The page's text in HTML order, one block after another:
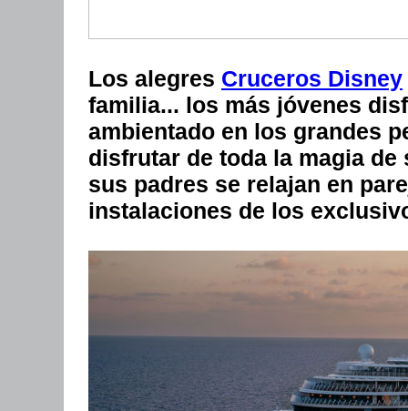
Los alegres Cruceros Disney
familia... los más jóvenes
ambientado en los grandes
disfrutar de toda la magia
sus padres se relajan en
instalaciones de los